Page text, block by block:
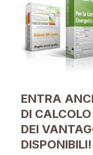
ENTRA
DI
DEI
DISPONIBILI!